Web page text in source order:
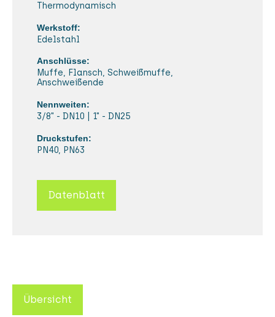
Thermodynamisch
Werkstoff:
Edelstahl
Anschlüsse:
Muffe, Flansch, Schweißmuffe,
Anschweißende
Nennweiten:
3/8" - DN10 | 1" - DN25
Druckstufen:
PN40, PN63
Datenblatt
Übersicht